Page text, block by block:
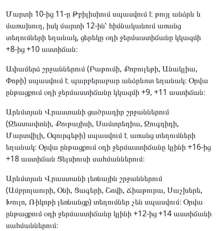
Մարտի 10-ից 11-ը Թբիլիսիում սպասվում է թույլ անձրև և
մառախուղ, իսկ մարտի 12-ին՝ հիմնականում առանց
տեղումների եղանակ, ցերեկը օդի ջերմաստիճանը կկազմի
+8-ից +10 աստիճան։
Ափամերձ շրջաններում (Բաթումի, Քոբուլեթի, Անակլիա,
Փոթի) սպասվում է պարբերաբար անձրևոտ եղանակ։ Օրվա
ընթացքում օդի ջերմաստիճանը կկազմի +9, +11 աստիճան։
Արևմտյան Վրաստանի ցածրադիր շրջաններում
(Զեստափոնի, Քութայիսի, Սամտրեդիա, Զուգդիդի,
Մարտվիլի, Օզուրգեթի) սպասվում է առանց տեղումների
եղանակ։ Օրվա ընթացքում օդի ջերմաստիճանը կլինի +16-ից
+18 աստիճան Ցելսիուսի սահմաններում։
Արևմտյան Վրաստանի լեռնային շրջաններում
(Ամբրոլաուրի, Օնի, Ցագերի, Շովի, Ճիաթուրա, Սաչխերե,
Խուլո, Ռիկոթի լեռնանցք) տեղումներ չեն սպասվում։ Օրվա
ընթացքում օդի ջերմաստիճանը կլինի +12-ից +14 աստիճանի
սահմաններում։